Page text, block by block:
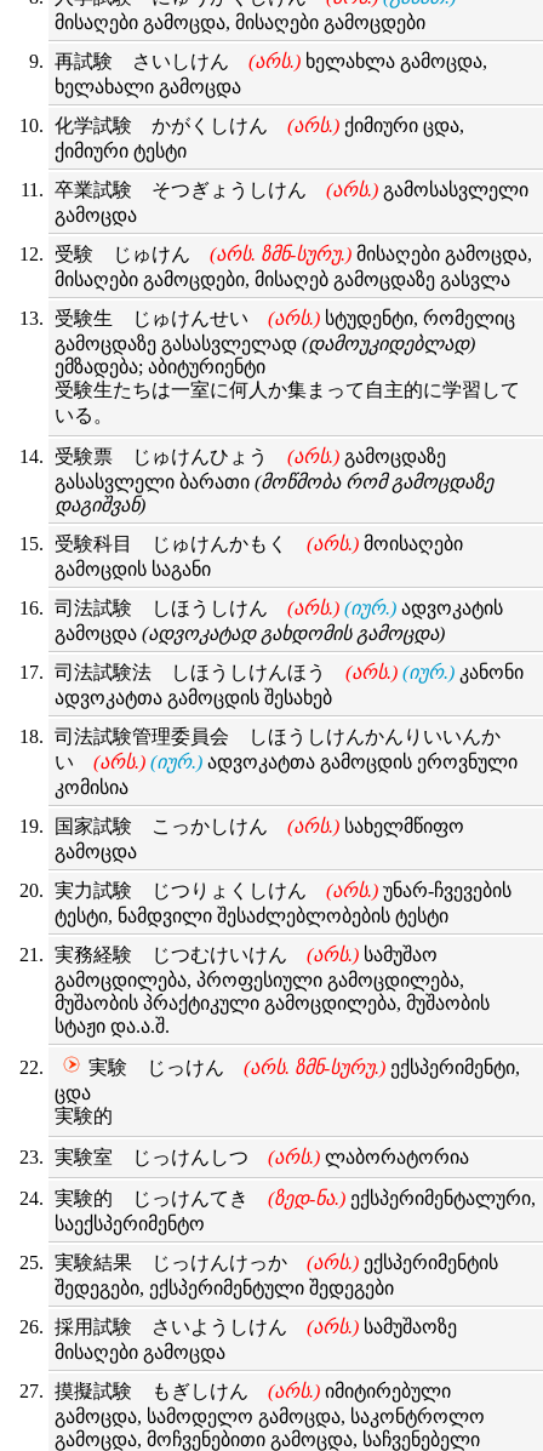
მისაღები გამოცდა, მისაღები გამოცდები
再試験 さいしけん (არს.) ხელახლა გამოცდა,
ხელახალი გამოცდა
化学試験 かがくしけん (არს.) ქიმიური ცდა,
ქიმიური ტესტი
卒業試験 そつぎょうしけん (არს.) გამოსასვლელი
გამოცდა
受験 じゅけん (არს. ზმნ-სურუ.) მისაღები გამოცდა,
მისაღები გამოცდები, მისაღებ გამოცდაზე გასვლა
受験生 じゅけんせい (არს.) სტუდენტი, რომელიც
გამოცდაზე გასასვლელად (დამოუკიდებლად)
ემზადება; აბიტურიენტი
受験生たちは一室に何人か集まって自主的に学習して
いる。
受験票 じゅけんひょう (არს.) გამოცდაზე
გასასვლელი ბარათი (მოწმობა რომ გამოცდაზე
დაგიშვან)
受験科目 じゅけんかもく (არს.) მოისაღები
გამოცდის საგანი
司法試験 しほうしけん (არს.) (იურ.) ადვოკატის
გამოცდა (ადვოკატად გახდომის გამოცდა)
司法試験法 しほうしけんほう (არს.) (იურ.) კანონი
ადვოკატთა გამოცდის შესახებ
司法試験管理委員会 しほうしけんかんりいいんか
い (არს.) (იურ.) ადვოკატთა გამოცდის ეროვნული
კომისია
国家試験 こっかしけん (არს.) სახელმწიფო
გამოცდა
実力試験 じつりょくしけん (არს.) უნარ-ჩვევების
ტესტი, ნამდვილი შესაძლებლობების ტესტი
実務経験 じつむけいけん (არს.) სამუშაო
გამოცდილება, პროფესიული გამოცდილება,
მუშაობის პრაქტიკული გამოცდილება, მუშაობის
სტაჟი და.ა.შ.
実験 じっけん (არს. ზმნ-სურუ.) ექსპერიმენტი,
ცდა
実験的
実験室 じっけんしつ (არს.) ლაბორატორია
実験的 じっけんてき (ზედ-ნა.) ექსპერიმენტალური,
საექსპერიმენტო
実験結果 じっけんけっか (არს.) ექსპერიმენტის
შედეგები, ექსპერიმენტული შედეგები
採用試験 さいようしけん (არს.) სამუშაოზე
მისაღები გამოცდა
摸擬試験 もぎしけん (არს.) იმიტირებული
გამოცდა, სამოდელო გამოცდა, საკონტროლო
გამოცდა, მოჩვენებითი გამოცდა, საჩვენებელი